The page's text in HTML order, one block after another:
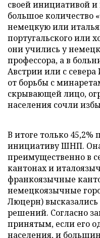
своей инициативой
большое количество
немецкую или
португальского или
они учились у
профессора, а в
Австрии или с
от борьбы с
скрывающей лицо,
населения сочли
В итоге только
инициативу ШНП.
преимущественно в
кантонах и
франкоязычные
немецкоязычные
Люцерн)
решений. Согласно
принятым, если его
населения, и